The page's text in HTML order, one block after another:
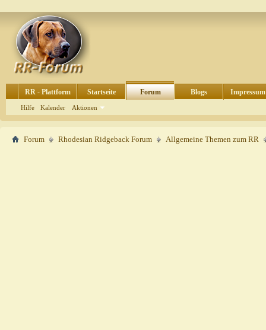
RR - Plattform Startseite Forum
Hilfe Kalender Aktionen
Blogs Impressum
Forum Rhodesian Ridgeback Forum Allgemeine Themen zum RR